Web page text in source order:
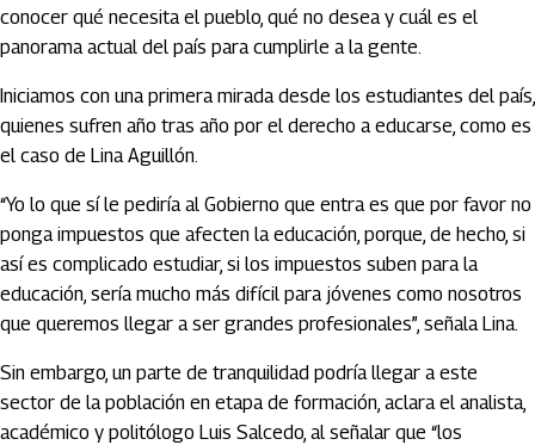
conocer qué necesita el pueblo, qué no desea y cuál es el
panorama actual del país para cumplirle a la gente.
Iniciamos con una primera mirada desde los estudiantes del país,
quienes sufren año tras año por el derecho a educarse, como es
el caso de Lina Aguillón.
“Yo lo que sí le pediría al Gobierno que entra es que por favor no
ponga impuestos que afecten la educación, porque, de hecho, si
así es complicado estudiar, si los impuestos suben para la
educación, sería mucho más difícil para jóvenes como nosotros
que queremos llegar a ser grandes profesionales”, señala Lina.
Sin embargo, un parte de tranquilidad podría llegar a este
sector de la población en etapa de formación, aclara el analista,
académico y politólogo Luis Salcedo, al señalar que “los